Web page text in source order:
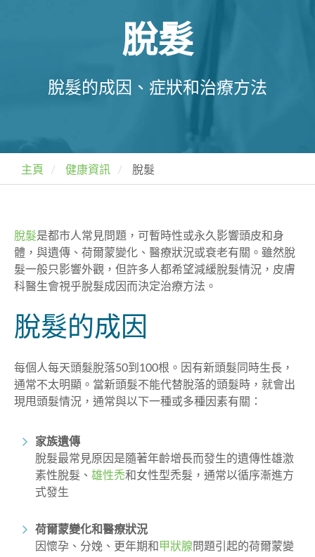
脫髮
脫髮的成因、症狀和治療方法
主頁 健康資訊 脫髮
脫髮是都市人常見問題，可暫時性或永久影響頭皮和身
體，與遺傳、荷爾蒙變化、醫療狀況或衰老有關。雖然脫
髮一般只影響外觀，但許多人都希望減緩脫髮情況，皮膚
科醫生會視乎脫髮成因而決定治療方法。
脫髮的成因
每個人每天頭髮脫落50到100根。因有新頭髮同時生長，
通常不太明顯。當新頭髮不能代替脫落的頭髮時，就會出
現甩頭髮情況， 通常與以下一種或多種因素有關：
家族遺傳
脫髮最常見原因是隨著年齡增長而發生的遺傳性雄激
素性脫髮、 雄性禿和女性型禿髮，通常以循序漸進方
式發生
荷爾蒙變化和醫療狀況
因懷孕、分娩、更年期和
甲狀腺問題引起的荷爾蒙變